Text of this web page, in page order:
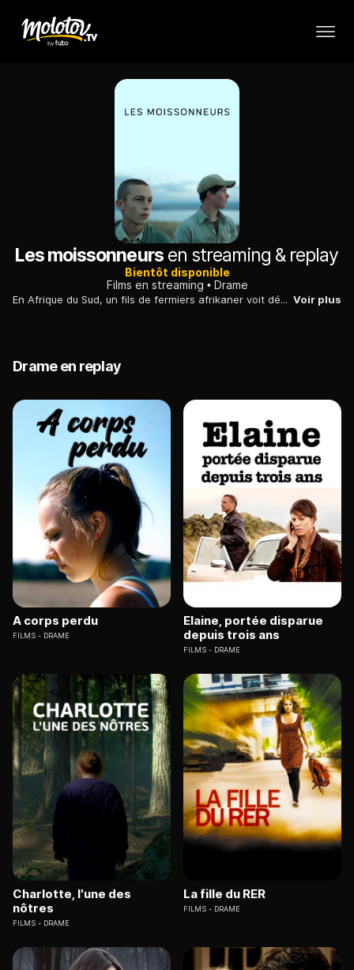
Les moissonneursen streaming & replay
Bientôt disponible
Films en streaming
Drame
En Afrique du Sud, un fils de fermiers afrikaner voit débarquer chez lui un orphelin qui va tenter de lui ravir son héritage et l'amour de ses parents... Voir plus
Drame en replay
A corps perdu
FILMS DRAME
Elaine, portée disparue
depuis trois ans
FILMS DRAME
Charlotte, l'une des
nôtres
FILMS DRAME
La fille du RER
FILMS DRAME